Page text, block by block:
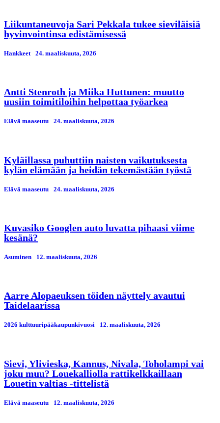
Liikuntaneuvoja Sari Pekkala tukee sieviläisiä
hyvinvointinsa edistämisessä
Hankkeet 24. maaliskuuta, 2026
Antti Stenroth ja Miika Huttunen: muutto
uusiin toimitiloihin helpottaa työarkea
Elävä maaseutu 24. maaliskuuta, 2026
Kyläillassa puhuttiin naisten vaikutuksesta
kylän elämään ja heidän tekemästään työstä
Elävä maaseutu 24. maaliskuuta, 2026
Kuvasiko Googlen auto luvatta pihaasi viime
kesänä?
Asuminen 12. maaliskuuta, 2026
Aarre Alopaeuksen töiden näyttely avautui
Taidelaarissa
2026 kulttuuripääkaupunkivuosi 12. maaliskuuta, 2026
Sievi, Ylivieska, Kannus, Nivala, Toholampi vai
joku muu? Louekalliolla rattikelkkaillaan
Louetin valtias -tittelistä
Elävä maaseutu 12. maaliskuuta, 2026